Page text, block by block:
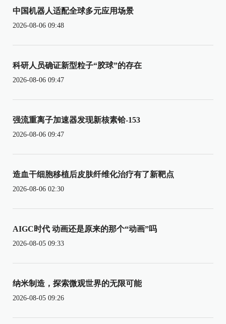
中国机器人适配全球多元应用场景
2026-08-06 09:48
科研人员确证新型粒子“胶球”的存在
2026-08-06 09:47
强流重离子加速器发现新核素铪-153
2026-08-06 09:47
造血干细胞移植后皮肤纤维化治疗有了新靶点
2026-08-06 02:30
AIGC时代 动画还是原来的那个“动画”吗
2026-08-05 09:33
纳米制造，探索微观世界的无限可能
2026-08-05 09:26